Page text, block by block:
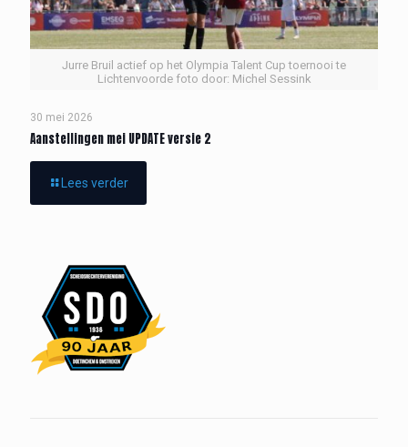
Jurre Bruil actief op het Olympia Talent Cup toernooi te
Lichtenvoorde foto door: Michel Sessink
30 mei 2026
Aanstellingen mei UPDATE versie 2
Lees verder